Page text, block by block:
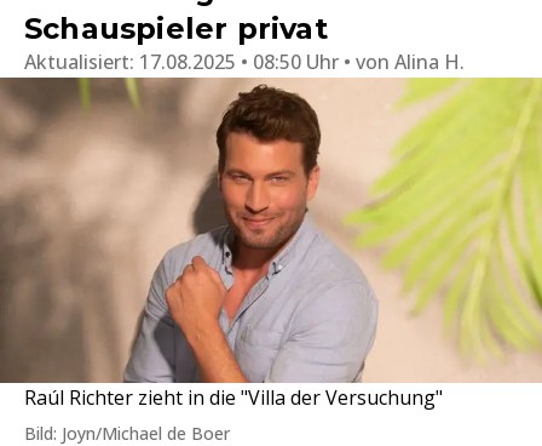
Schauspieler privat
Aktualisiert: 17.08.2025 • 08:50 Uhr von Alina H.
Raúl Richter zieht in die "Villa der Versuchung"
Bild: Joyn/Michael de Boer